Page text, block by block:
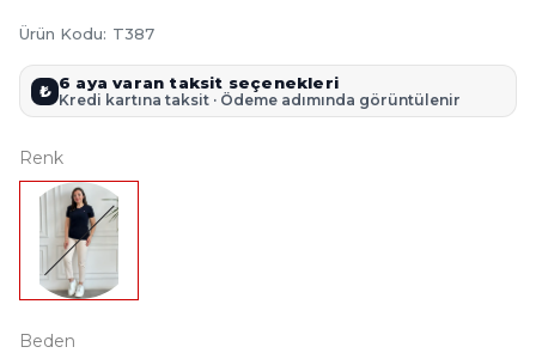
Ürün Kodu: T387
₺ 6 aya varan taksit seçenekleri
Kredi kartına taksit · Ödeme adımında görüntülenir
Renk
Beden